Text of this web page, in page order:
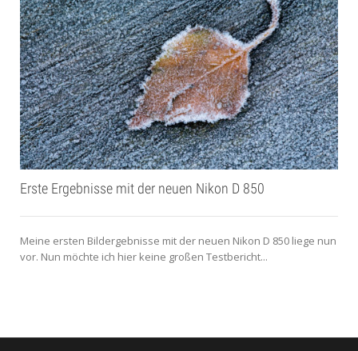
Erste Ergebnisse mit der neuen Nikon D 850
Meine ersten Bildergebnisse mit der neuen Nikon D 850 liege nun
vor. Nun möchte ich hier keine großen Testbericht...